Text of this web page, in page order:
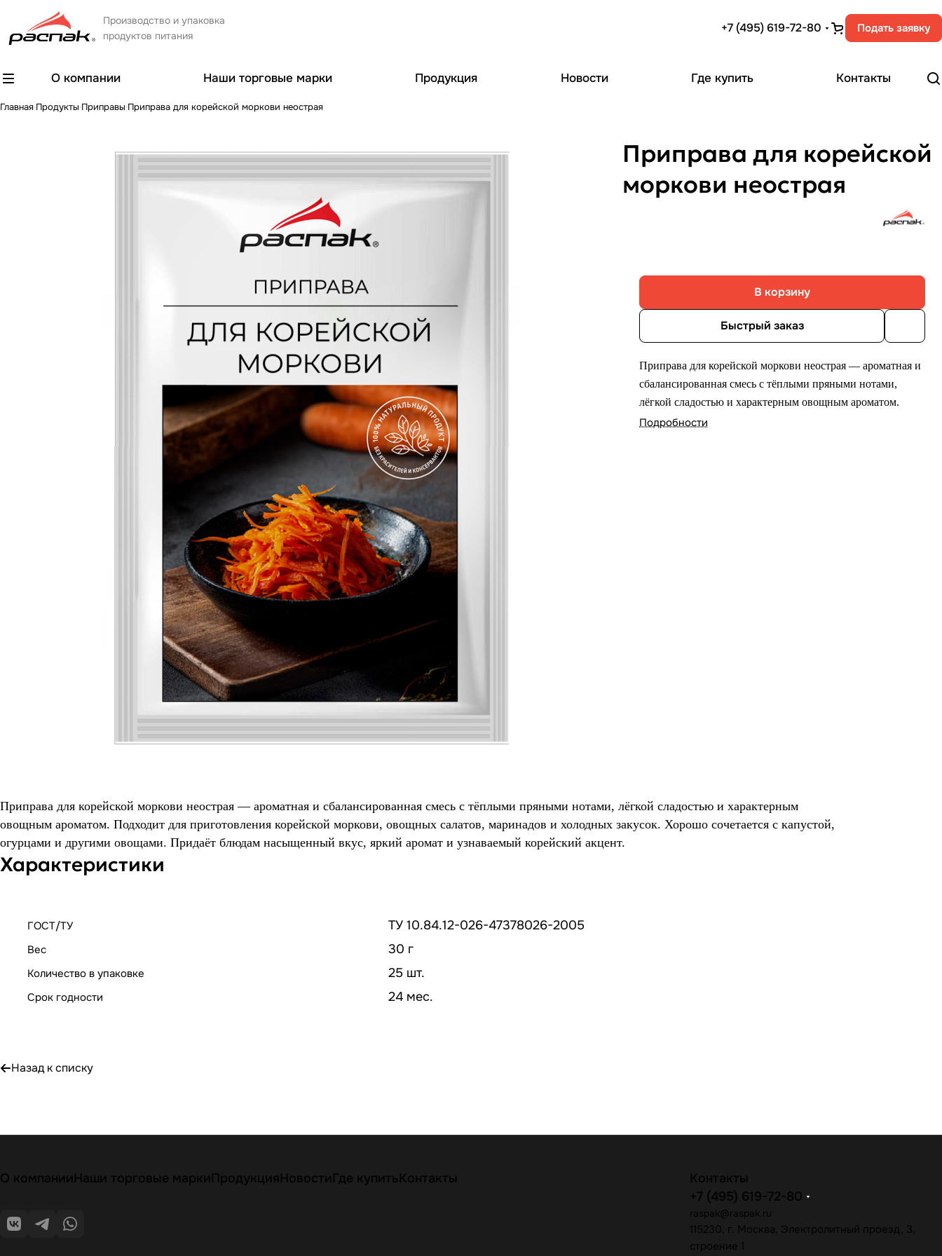
Производство и упаковка
продуктов питания
+7 (495) 619-72-80 Подать заявку
О компании Наши торговые марки Продукция Новости Где купить Контакты
Главная Продукты Приправы Приправа для корейской моркови неострая
Приправа для корейской
моркови неострая
В корзину
Быстрый заказ
Приправа для корейской моркови неострая — ароматная и
сбалансированная смесь с тёплыми пряными нотами,
лёгкой сладостью и характерным овощным ароматом.
Подробности
Приправа для корейской моркови неострая — ароматная и сбалансированная смесь с тёплыми пряными нотами, лёгкой сладостью и характерным
овощным ароматом. Подходит для приготовления корейской моркови, овощных салатов, маринадов и холодных закусок. Хорошо сочетается с капустой,
огурцами и другими овощами. Придаёт блюдам насыщенный вкус, яркий аромат и узнаваемый корейский акцент.
Характеристики
ГОСТ/ТУ ТУ 10.84.12-026-47378026-2005
Вес 30 г
Количество в упаковке 25 шт.
Срок годности 24 мес.
Назад к списку
О компанииНаши торговые маркиПродукцияНовостиГде купитьКонтакты
Контакты
+7 (495) 619-72-80
raspak@raspak.ru
115230, г. Москва, Электролитный проезд, 3,
строение 1